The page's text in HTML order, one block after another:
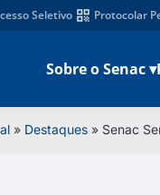
Seletivo Protocolar
Sobre o Senac ▾
» Destaques» Senac